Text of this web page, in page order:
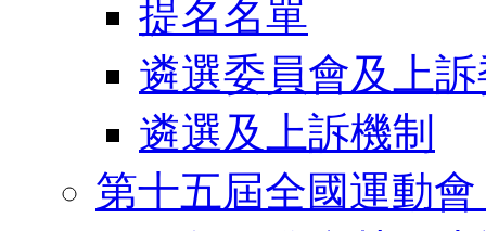
提名名單
遴選委員會及上
遴選及上訴機制
第十五屆全國運動